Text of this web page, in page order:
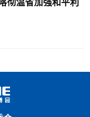
彻温省加强和平利